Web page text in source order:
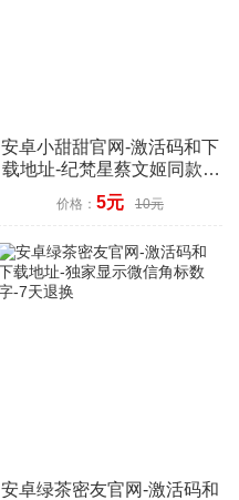
安卓小甜甜官网-激活码和下
载地址-纪梵星蔡文姬同款-7
天退换
价格： 5元 10元
安卓绿茶密友官网-激活码和